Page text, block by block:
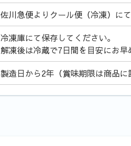
佐川急便よりクール便（冷凍）に
冷凍庫にて保存してください。
解凍後は冷蔵で7日間を目安にお早
製造日から2年（賞味期限は商品に